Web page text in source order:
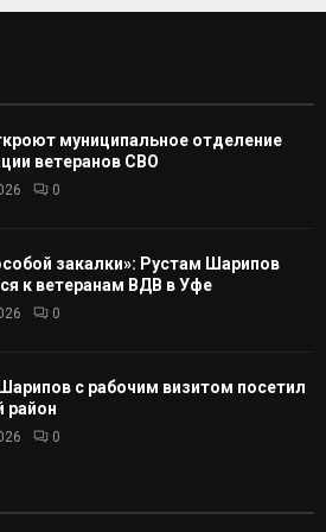
С
А
муниципальное отделение
ветеранов СВО
0
закалки»: Рустам Шарипов
к ветеранам ВДВ в Уфе
0
с рабочим визитом посетил
район
0